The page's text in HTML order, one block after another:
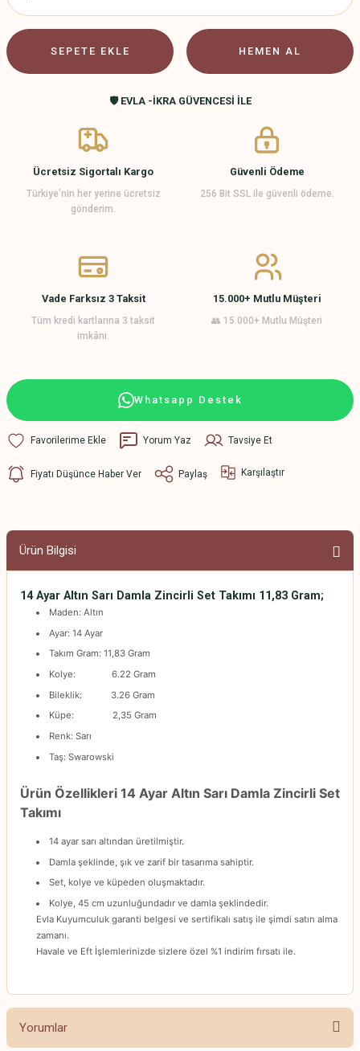
SEPETE EKLE HEMEN AL
🛡️ EVLA -İKRA GÜVENCESİ İLE
Ücretsiz Sigortalı Kargo
Türkiye’nin her yerine ücretsiz
gönderim.
Güvenli Ödeme
256 Bit SSL ile güvenli ödeme.
Vade Farksız 3 Taksit
Tüm kredi kartlarına 3 taksit
imkânı.
15.000+ Mutlu Müşteri
👥 15.000+ Mutlu Müşteri
Whatsapp Destek
Yorum Yaz Tavsiye Et
Fiyatı Düşünce Haber Ver Paylaş Karşılaştır
Ürün Bilgisi
14 Ayar Altın Sarı Damla Zincirli Set Takımı 11,83 Gram;
Maden: Altın
Ayar: 14 Ayar
Takım Gram: 11,83 Gram
Kolye: 6.22 Gram
Bileklik: 3.26 Gram
Küpe: 2,35 Gram
Renk: Sarı
Taş: Swarowski
Ürün Özellikleri 14 Ayar Altın Sarı Damla Zincirli Set
Takımı
14 ayar sarı altından üretilmiştir.
Damla şeklinde, şık ve zarif bir tasarıma sahiptir.
Set, kolye ve küpeden oluşmaktadır.
Kolye, 45 cm uzunluğundadır ve damla şeklindedir.
Evla Kuyumculuk garanti belgesi ve sertifikalı satış ile şimdi satın alma
zamanı.
Havale ve Eft İşlemlerinizde sizlere özel %1 indirim fırsatı ile.
Yorumlar